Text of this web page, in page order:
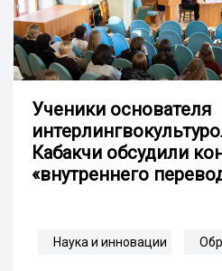
Ученики основателя
Кабакчи обсудили
«внутреннего
Наука и инновации